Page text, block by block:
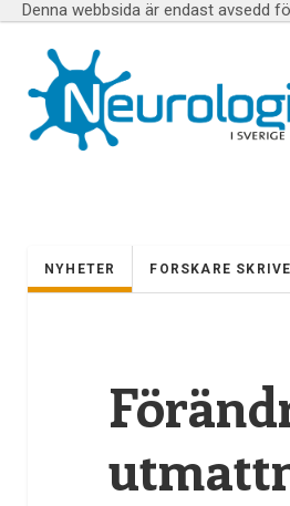
Denna webbsida är endast avsedd
NYHETER FORSKARE